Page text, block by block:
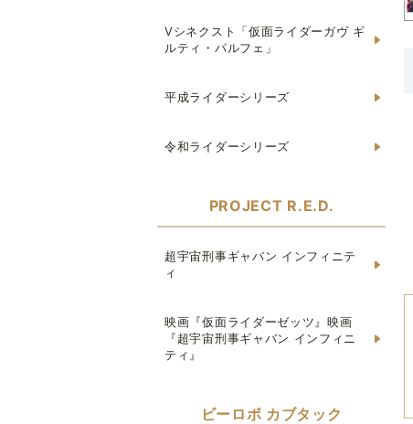
Vシネクスト「仮面ライダーガヴ ギ
ルティ・パルフェ」
平成ライダーシリーズ
令和ライダーシリーズ
PROJECT R.E.D.
超宇宙刑事ギャバン インフィニテ
ィ
映画『仮面ライダーゼッツ』映画
『超宇宙刑事ギャバン インフィニ
ティ』
ビーロボ カブタック